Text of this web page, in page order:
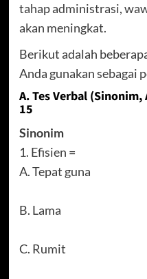
tahap administrasi,
akan meningkat.
Berikut adalah
Anda gunakan sebagai
A. Tes Verbal
15
Sinonim
1. Efisien =
A. Tepat guna
B. Lama
C. Rumit